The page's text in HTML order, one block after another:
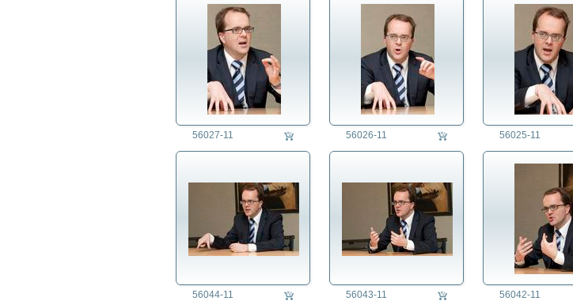
56027-11 56026-11 56025-11
56044-11 56043-11 56042-11